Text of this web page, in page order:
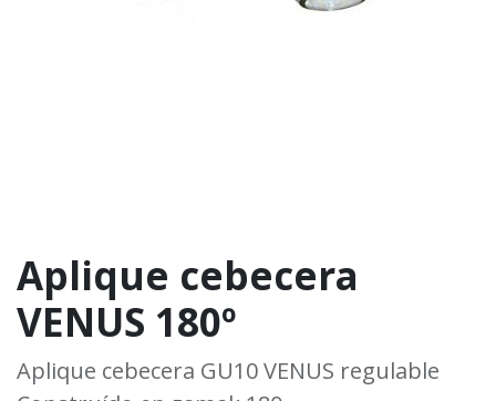
Aplique cebecera
VENUS 180º
Aplique cebecera GU10 VENUS regulable